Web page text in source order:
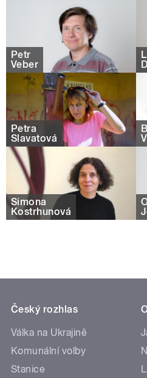
Petr
Veber
Petra
Slavatová
Simona
Kostrhunová
Český rozhlas
Válka na Ukrajině
Komunální volby
Stanice